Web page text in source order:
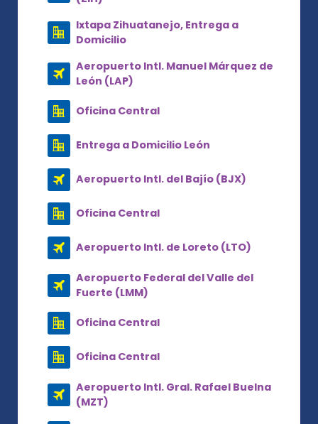
Ixtapa Zihuatanejo, Entrega a
Domicilio
Aeropuerto Intl. Manuel Márquez de
León (LAP)
Oficina Central
Entrega a Domicilio León
Aeropuerto Intl. del Bajío (BJX)
Oficina Central
Aeropuerto Intl. de Loreto (LTO)
Aeropuerto Federal del Valle del
Fuerte (LMM)
Oficina Central
Oficina Central
Aeropuerto Intl. Gral. Rafael Buelna
(MZT)